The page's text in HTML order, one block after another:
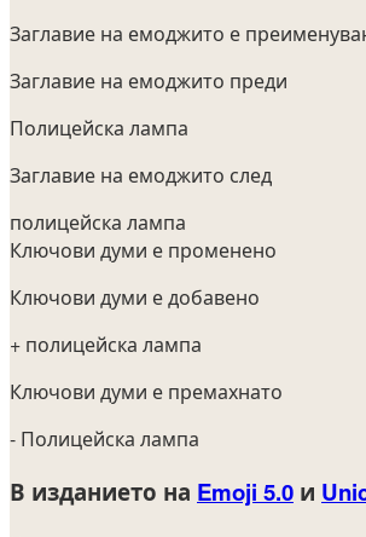
Заглавие на емоджито е
Заглавие на емоджито преди
Полицейска лампа
Заглавие на емоджито след
полицейска лампа
Ключови думи е променено
Ключови думи е добавено
+ полицейска лампа
Ключови думи е премахнато
- Полицейска лампа
В изданието на Emoji 5.0 и